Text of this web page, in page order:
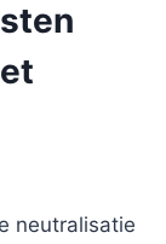
neutralisatie